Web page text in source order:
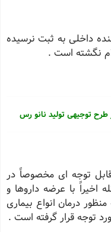
داخلی به ثبت نرسیده
نگشته است .
توجیهی تولید نانو رس
توجه ای مخصوصاً در
با عرضه داروها و
درمان انواع بیماری
توجه قرار گرفته است .